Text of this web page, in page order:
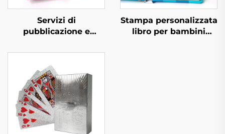
Servizi di
pubblicazione e
per bambini e neonati
per l'ora della nanna
Libri educativi per
asilo Libri rilegati
Stampa personalizzata
libro per bambini